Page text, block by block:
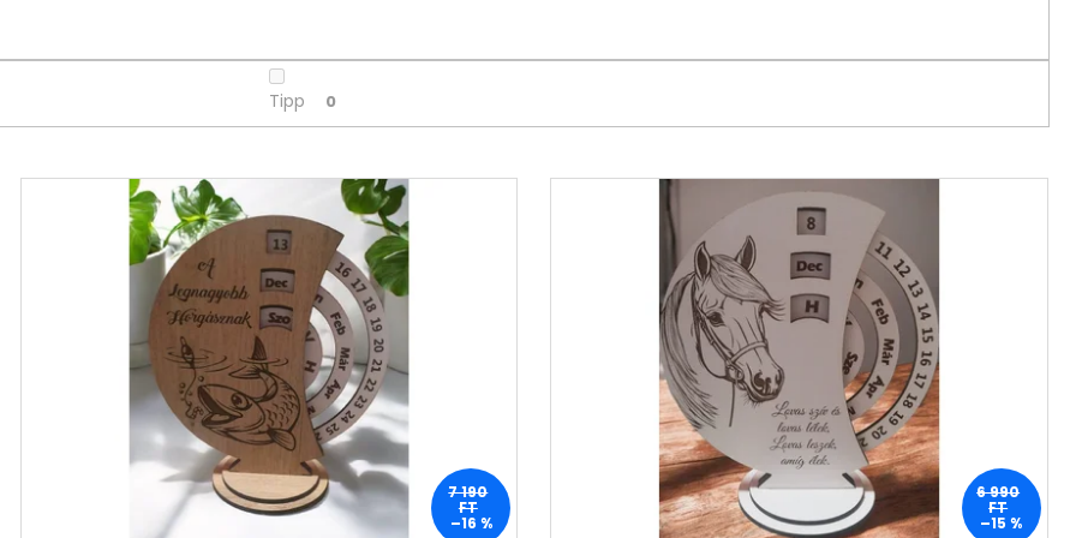
Tipp 0
7 190
FT
–16 %
6 990
FT
–15 %
10 990 Ft Korábbi:4 990 Ft